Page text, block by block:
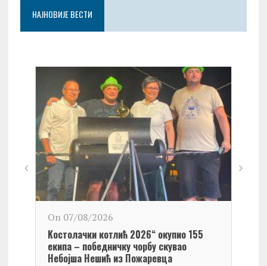
НАЈНОВИЈЕ ВЕСТИ
On 07/08/2026
Kостолачки котлић 2026“ окупио 155
екипа – победничку чорбу скувао
Небојша Нешић из Пожаревца